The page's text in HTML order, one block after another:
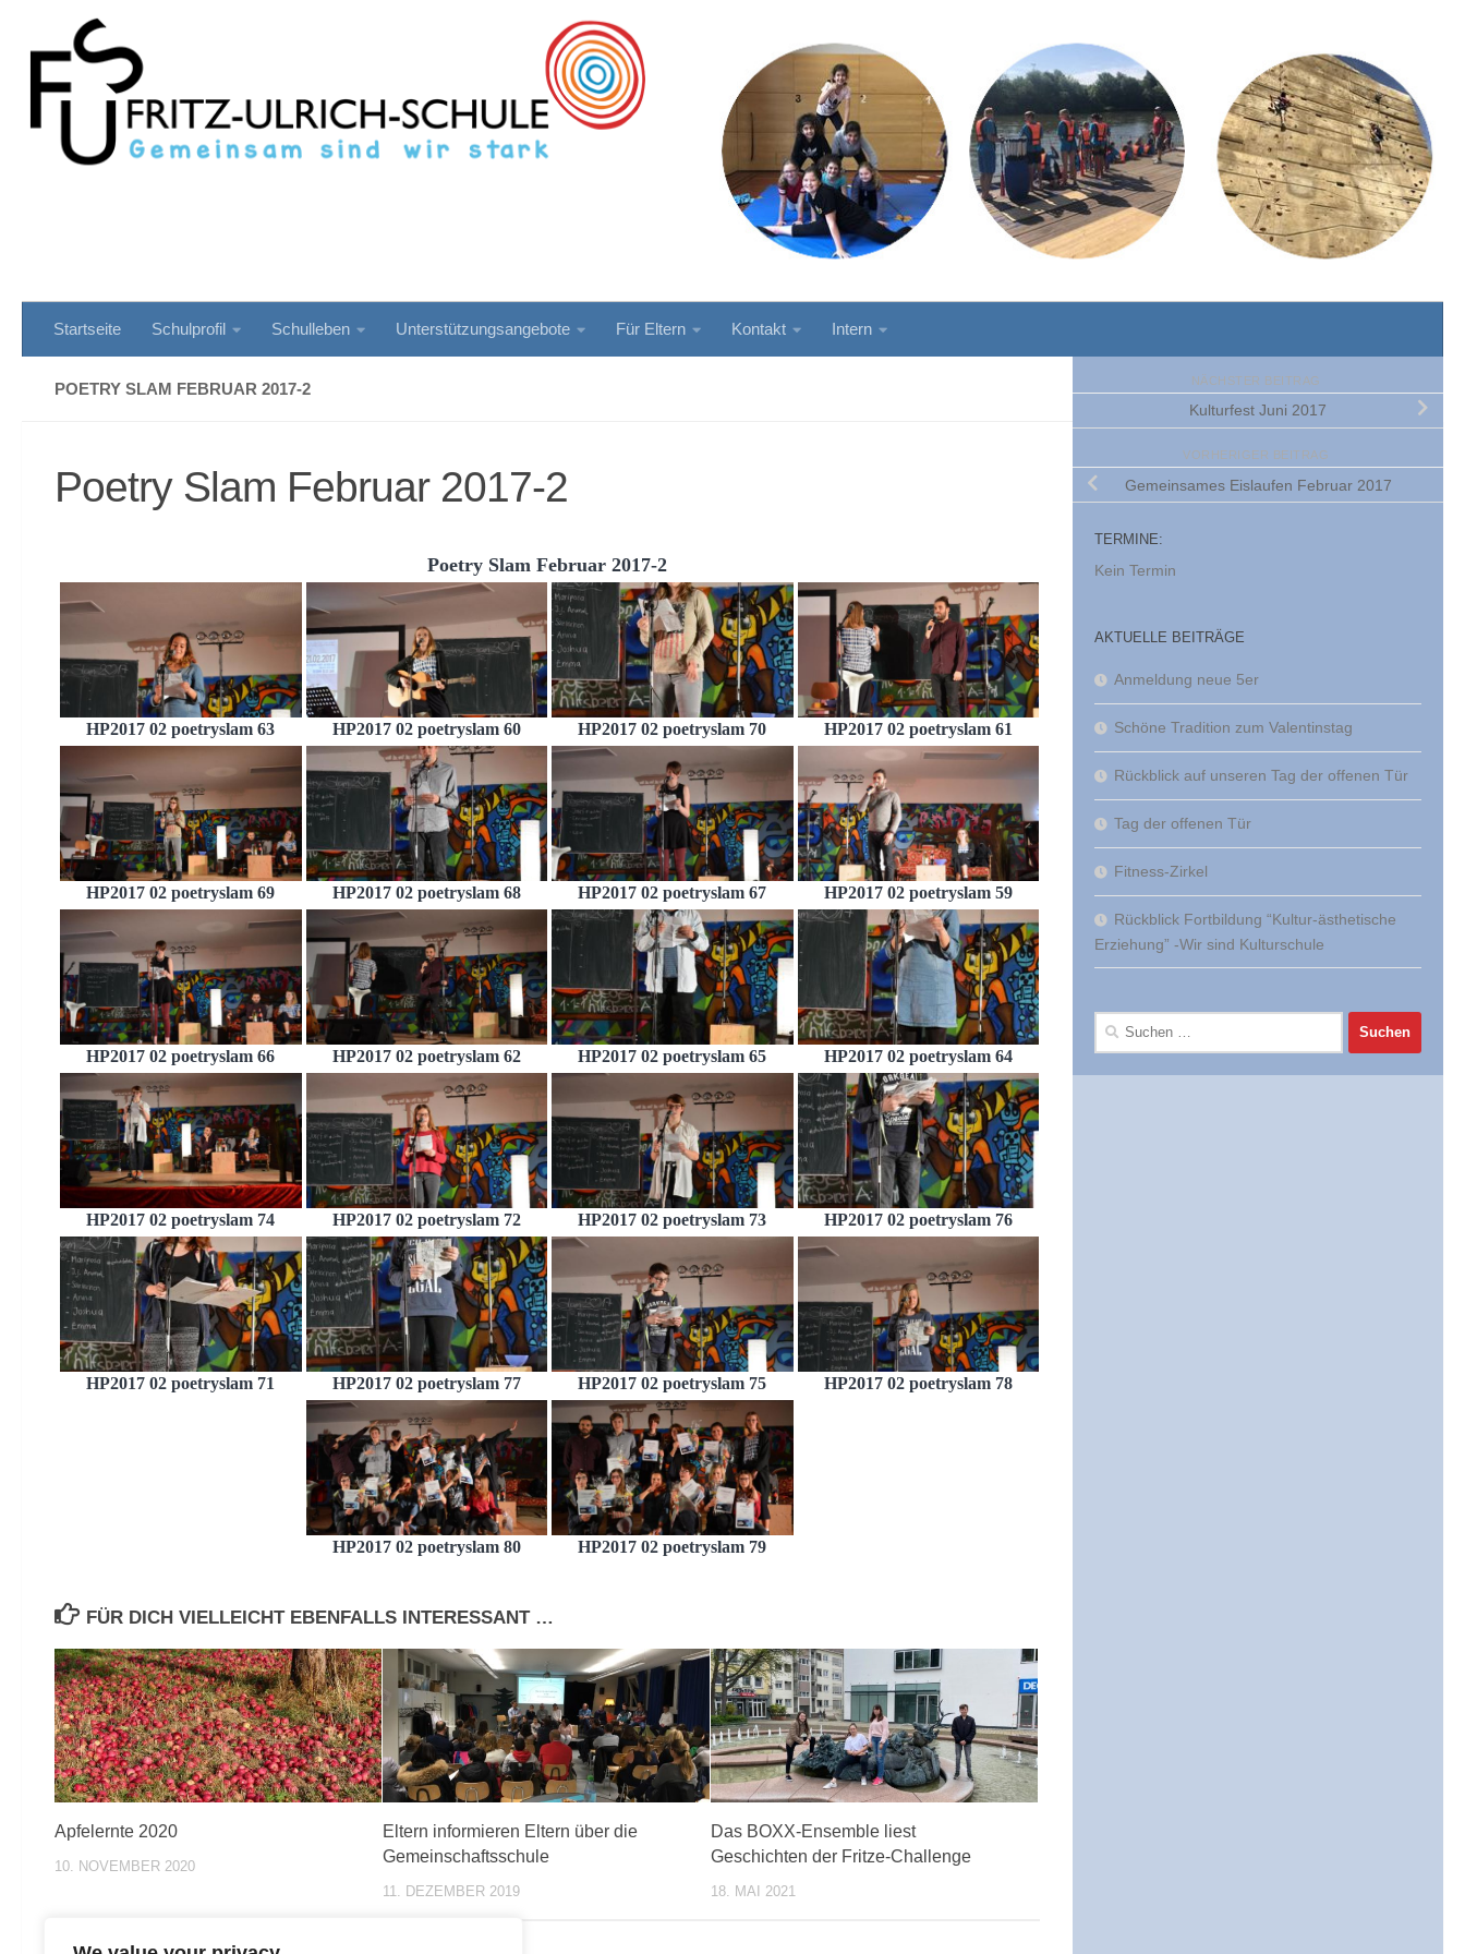
Zum Inhalt springen
Startseite Schulprofil Schulleben Unterstützungsangebote Für Eltern Kontakt Intern
POETRY SLAM FEBRUAR 2017-2
Poetry Slam Februar 2017-2
Poetry Slam Februar 2017-2
HP2017 02 poetryslam 63 HP2017 02 poetryslam 60 HP2017 02 poetryslam 70 HP2017 02 poetryslam 61
HP2017 02 poetryslam 69 HP2017 02 poetryslam 68 HP2017 02 poetryslam 67 HP2017 02 poetryslam 59
HP2017 02 poetryslam 66 HP2017 02 poetryslam 62 HP2017 02 poetryslam 65 HP2017 02 poetryslam 64
HP2017 02 poetryslam 74 HP2017 02 poetryslam 72 HP2017 02 poetryslam 73 HP2017 02 poetryslam 76
HP2017 02 poetryslam 71 HP2017 02 poetryslam 77 HP2017 02 poetryslam 75 HP2017 02 poetryslam 78
HP2017 02 poetryslam 80 HP2017 02 poetryslam 79
FÜR DICH VIELLEICHT EBENFALLS INTERESSANT …
Apfelernte 2020
10. NOVEMBER 2020
Eltern informieren Eltern über die
Gemeinschaftsschule
11. DEZEMBER 2019
Das BOXX-Ensemble liest
Geschichten der Fritze-Challenge
18. MAI 2021
NÄCHSTER BEITRAG
Kulturfest Juni 2017
VORHERIGER BEITRAG
Gemeinsames Eislaufen Februar 2017
TERMINE:
Kein Termin
AKTUELLE BEITRÄGE
Anmeldung neue 5er
Schöne Tradition zum Valentinstag
Rückblick auf unseren Tag der offenen Tür
Tag der offenen Tür
Fitness-Zirkel
Rückblick Fortbildung “Kultur-ästhetische
Erziehung” -Wir sind Kulturschule
Suchen